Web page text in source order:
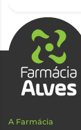
A Farmácia